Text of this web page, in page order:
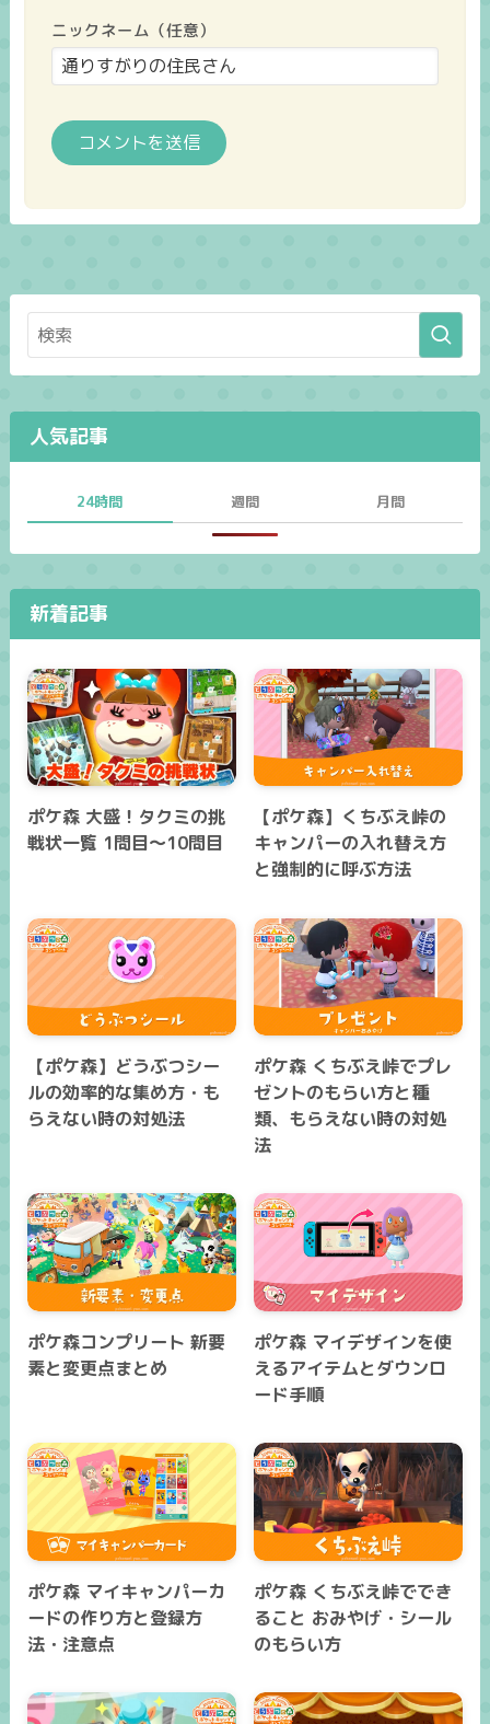
ニックネーム（任意）
人気記事
24時間 週間 月間
新着記事
ポケ森 大盛！タクミの挑
戦状一覧 1問目～10問目
【ポケ森】くちぶえ峠の
キャンパーの入れ替え方
と強制的に呼ぶ方法
【ポケ森】どうぶつシー
ルの効率的な集め方・も
らえない時の対処法
ポケ森 くちぶえ峠でプレ
ゼントのもらい方と種
類、もらえない時の対処
法
ポケ森コンプリート 新要
素と変更点まとめ
ポケ森 マイデザインを使
えるアイテムとダウンロ
ード手順
ポケ森 マイキャンパーカ
ードの作り方と登録方
法・注意点
ポケ森 くちぶえ峠ででき
ること おみやげ・シール
のもらい方